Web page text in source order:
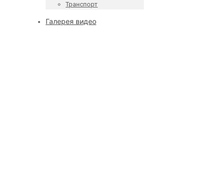
Транспорт
Галерея видео